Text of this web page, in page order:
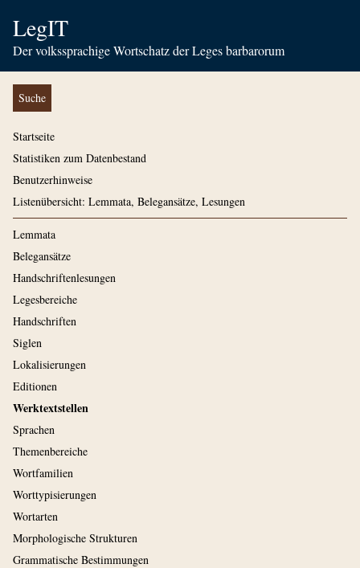
LegIT
Der volkssprachige Wortschatz der Leges barbarorum
Suche
Startseite
Statistiken zum Datenbestand
Benutzerhinweise
Listenübersicht: Lemmata, Belegansätze, Lesungen
Lemmata
Belegansätze
Handschriftenlesungen
Legesbereiche
Handschriften
Siglen
Lokalisierungen
Editionen
Werktextstellen
Sprachen
Themenbereiche
Wortfamilien
Worttypisierungen
Wortarten
Morphologische Strukturen
Grammatische Bestimmungen